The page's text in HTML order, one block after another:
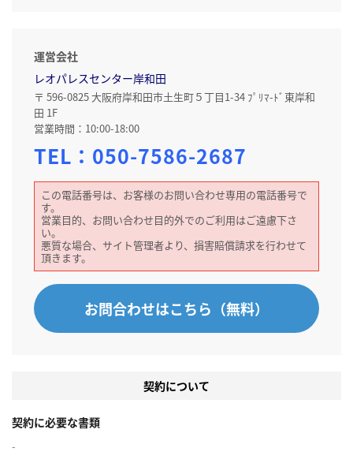
運営会社
レオパレスセンター岸和田
〒 596-0825 大阪府岸和田市土生町５丁目1-34 ﾌﾟﾘﾏ-ﾄﾞ東岸和
田 1F
営業時間：10:00-18:00
TEL： 050-7586-2687
この電話番号は、お客様のお問い合わせ専用の電話番号で
す。
営業目的、お問い合わせ目的外でのご利用はご遠慮下さ
い。
悪質な場合、サイト管理者より、損害賠償請求を行わせて
頂きます。
お問合わせはこちら（無料）
契約について
契約に必要な書類
-